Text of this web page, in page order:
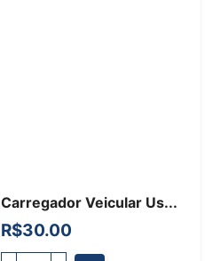
Carregador Veicular Us...
R$30.00